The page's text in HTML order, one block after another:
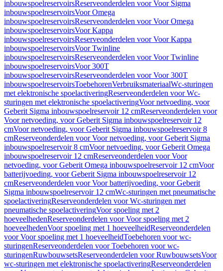
inbouwspoelreservoirsReserveonderdelen voor Voor Sigma
inbouwspoelreservoirsVoor Omega
inbouwspoelreservoirsReserveonderdelen voor Voor Omega
inbouwspoelreservoirsVoor Kappa
inbouwspoelreservoirsReserveonderdelen voor Voor Kappa
inbouwspoelreservoirsVoor Twinline
inbouwspoelreservoirsReserveonderdelen voor Voor Twinline
inbouwspoelreservoirsVoor 300T
inbouwspoelreservoirsReserveonderdelen voor Voor 300T
inbouwspoelreservoirsToebehorenVerbruiksmateriaalWc-sturingen
met elektronische spoelactiveringReserveonderdelen voor Wc-
sturingen met elektronische spoelactiveringVoor netvoeding, voor
Geberit Sigma inbouwspoelreservoir 12 cmReserveonderdelen voor
Voor netvoeding, voor Geberit Sigma inbouwspoelreservoir 12
cmVoor netvoeding, voor Geberit Sigma inbouwspoelreservoir 8
cmReserveonderdelen voor Voor netvoeding, voor Geberit Sigma
inbouwspoelreservoir 8 cmVoor netvoeding, voor Geberit Omega
inbouwspoelreservoir 12 cmReserveonderdelen voor Voor
netvoeding, voor Geberit Omega inbouwspoelreservoir 12 cmVoor
batterijvoeding, voor Geberit Sigma inbouwspoelreservoir 12
cmReserveonderdelen voor Voor batterijvoeding, voor Geberit
Sigma inbouwspoelreservoir 12 cmWc-sturingen met pneumatische
spoelactiveringReserveonderdelen voor Wc-sturingen met
pneumatische spoelactiveringVoor spoeling met 2
hoeveelhedenReserveonderdelen voor Voor spoeling met 2
hoeveelhedenVoor spoeling met 1 hoeveelheidReserveonderdelen
voor Voor spoeling met 1 hoeveelheidToebehoren voor wc-
sturingenReserveonderdelen voor Toebehoren voor wc-
sturingenRuwbouwsetsReserveonderdelen voor RuwbouwsetsVoor
wc-sturingen met elektronische spoelactiveringReserveonderdelen